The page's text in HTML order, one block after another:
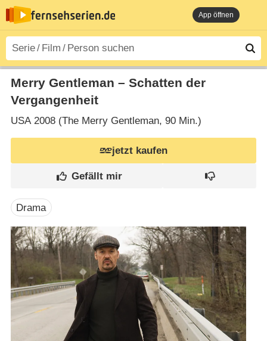
App öffnen
Merry Gentleman – Schatten der
Vergangenheit
USA2008 (The Merry Gentleman‎, 90 Min.)
jetzt kaufen
Drama